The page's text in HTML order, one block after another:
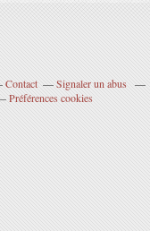
Contact
Signaler un abus
Préférences cookies